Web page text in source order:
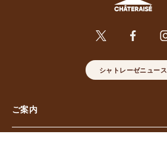
シャトレーゼニュース
ご案内